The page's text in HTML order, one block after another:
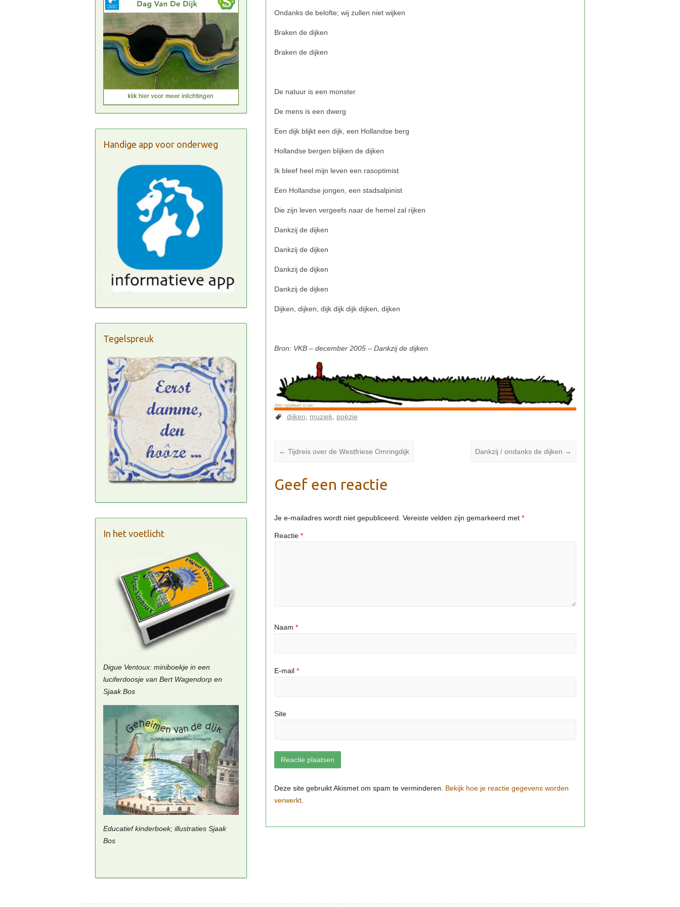
Bron: VKB – december 2005 – Dankzij de dijken
dijken muziek poëzie
← Tijdreis over de Westfriese Omringdijk Dankzij / ondanks de dijken →
Geef een reactie
Je e-mailadres wordt niet gepubliceerd. Vereiste velden zijn gemarkeerd met *
Reactie *
Naam *
E-mail *
Site
Bekijk hoe je reactie gegevens worden
verwerkt
Handige app voor onderweg
Tegelspreuk
In het voetlicht
Digue Ventoux: miniboekje in een
luciferdoosje van Bert Wagendorp en
Sjaak Bos
Educatief kinderboek; illustraties Sjaak
Bos